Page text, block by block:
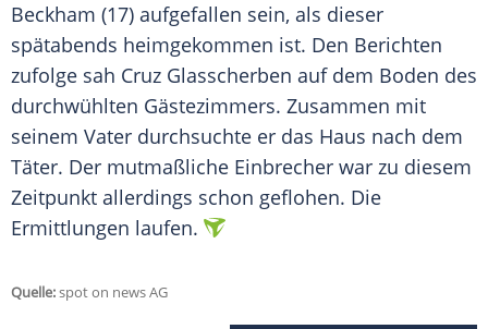
Beckham (17) aufgefallen sein, als dieser
spätabends heimgekommen ist. Den Berichten
zufolge sah Cruz Glasscherben auf dem Boden des
durchwühlten Gästezimmers. Zusammen mit
seinem Vater durchsuchte er das Haus nach dem
Täter. Der mutmaßliche Einbrecher war zu diesem
Zeitpunkt allerdings schon geflohen. Die
Ermittlungen laufen.
Quelle:spot on news AG